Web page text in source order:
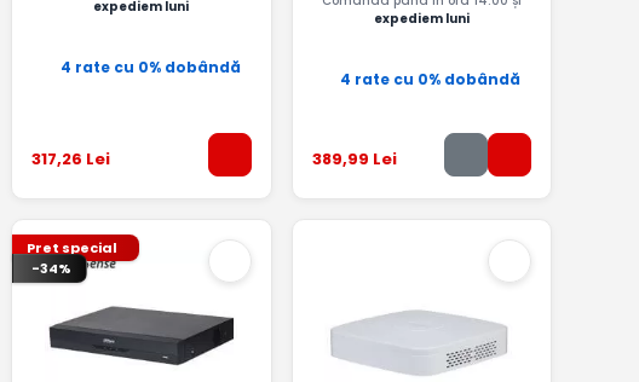
expediem luni
4 rate cu 0% dobândă
317,26 Lei
expediem luni
4 rate cu 0% dobândă
389,99 Lei
Pret special
-34%